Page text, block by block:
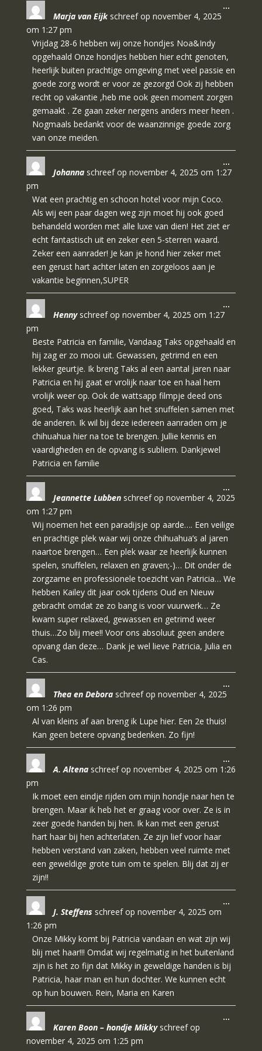
gastenboek-
lijst
Marja van Eijk schreef op november 4, 2025
om 1:27 pm
Vrijdag 28-6 hebben wij onze hondjes Noa&Indy
opgehaald Onze hondjes hebben hier echt genoten,
heerlijk buiten prachtige omgeving met veel passie en
goede zorg wordt er voor ze gezorgd Ook zij hebben
recht op vakantie ,heb me ook geen moment zorgen
gemaakt . Ze gaan zeker nergens anders meer heen .
Nogmaals bedankt voor de waanzinnige goede zorg
van onze meiden.
…
Johanna schreef op november 4, 2025 om 1:27
pm
Wat een prachtig en schoon hotel voor mijn Coco.
Als wij een paar dagen weg zijn moet hij ook goed
behandeld worden met alle luxe van dien! Het ziet er
echt fantastisch uit en zeker een 5-sterren waard.
Zeker een aanrader! Je kan je hond hier zeker met
een gerust hart achter laten en zorgeloos aan je
vakantie beginnen,SUPER
…
deze
Henny schreef op november 4, 2025 om 1:27
pm
Beste Patricia en familie, Vandaag Taks opgehaald en
hij zag er zo mooi uit. Gewassen, getrimd en een
lekker geurtje. Ik breng Taks al een aantal jaren naar
Patricia en hij gaat er vrolijk naar toe en haal hem
vrolijk weer op. Ook de wattsapp filmpje deed ons
goed, Taks was heerlijk aan het snuffelen samen met
de anderen. Ik wil bij deze iedereen aanraden om je
chihuahua hier na toe te brengen. Jullie kennis en
vaardigheden en de opvang is subliem. Dankjewel
Patricia en familie
…
Jeannette Lubben schreef op november 4, 2025
om 1:27 pm
Wij noemen het een paradijsje op aarde…. Een veilige
en prachtige plek waar wij onze chihuahua’s al jaren
naartoe brengen… Een plek waar ze heerlijk kunnen
spelen, snuffelen, relaxen en graven;-)… Dit onder de
zorgzame en professionele toezicht van Patricia… We
hebben Kailey dit jaar ook tijdens Oud en Nieuw
gebracht omdat ze zo bang is voor vuurwerk… Ze
kwam super relaxed, gewassen en getrimd weer
thuis…Zo blij mee!! Voor ons absoluut geen andere
opvang dan deze… Dank je wel lieve Patricia, Julia en
Cas.
…
deze
Thea en Debora schreef op november 4, 2025
om 1:26 pm
Al van kleins af aan breng ik Lupe hier. Een 2e thuis!
Kan geen betere opvang bedenken. Zo fijn!
…
A. Altena schreef op november 4, 2025 om 1:26
pm
Ik moet een eindje rijden om mijn hondje naar hen te
brengen. Maar ik heb het er graag voor over. Ze is in
zeer goede handen bij hen. Ik kan met een gerust
hart haar bij hen achterlaten. Ze zijn lief voor haar
hebben verstand van zaken, hebben veel ruimte met
een geweldige grote tuin om te spelen. Blij dat zij er
zijn!!
…
deze
J. Steffens schreef op november 4, 2025 om
1:26 pm
Onze Mikky komt bij Patricia vandaan en wat zijn wij
blij met haar!!! Omdat wij regelmatig in het buitenland
zijn is het zo fijn dat Mikky in geweldige handen is bij
Patricia, haar man en hun dochter. We kunnen echt
op hun bouwen. Rein, Maria en Karen
…
Karen Boon – hondje Mikky schreef op
november 4, 2025 om 1:25 pm
…